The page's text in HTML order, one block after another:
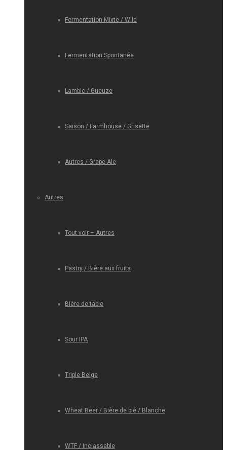
Fermentation Mixte / Wild
Fermentation Spontanée
Lambic / Gueuze
Saison / Farmhouse / Grisette
Autres / Grape Ale
Autres
Tout voir – Autres
Pastry / Bière aux fruits
Bière de table
Sour IPA
Triple Belge
Wheat Beer / Bière de blé / Blanche
WTF / Inclassable